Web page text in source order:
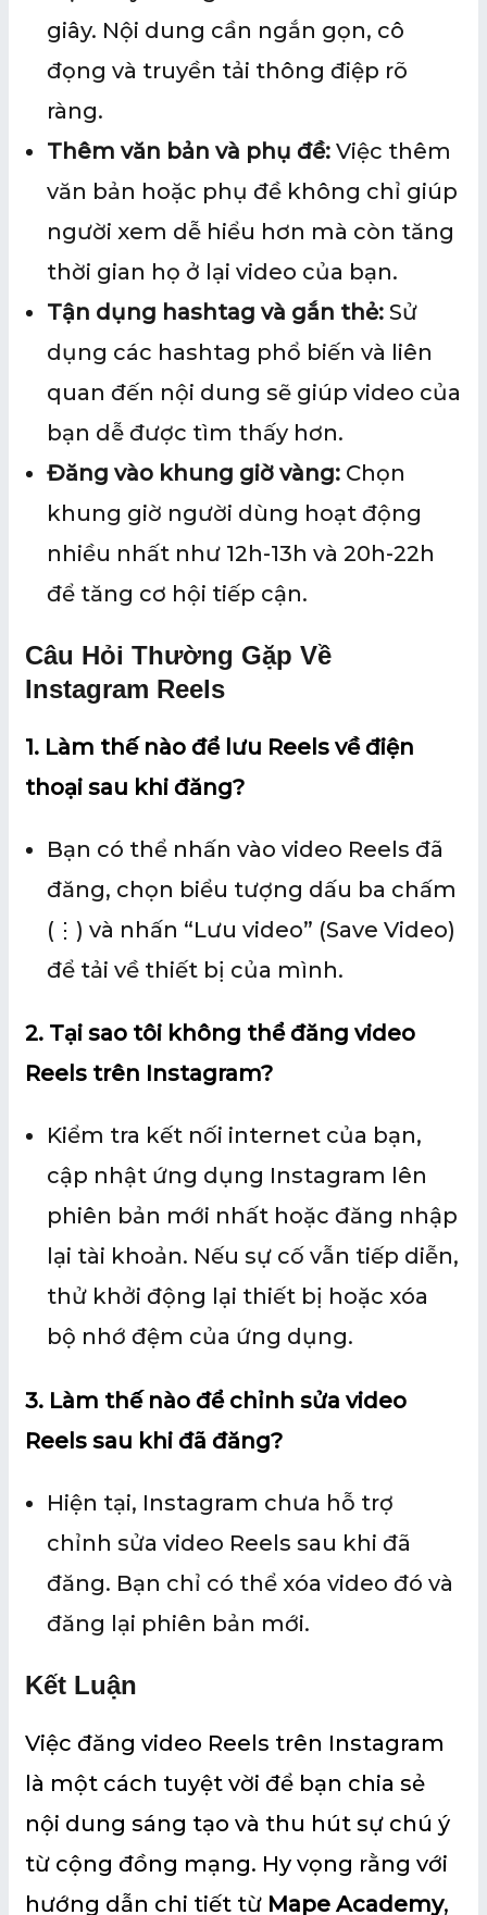
giây. Nội dung cần ngắn gọn, cô
đọng và truyền tải thông điệp rõ
ràng.
Thêm văn bản và phụ đề:Việc thêm
văn bản hoặc phụ đề không chỉ giúp
người xem dễ hiểu hơn mà còn tăng
thời gian họ ở lại video của bạn.
Tận dụng hashtag và gắn thẻ:Sử
dụng các hashtag phổ biến và liên
quan đến nội dung sẽ giúp video của
bạn dễ được tìm thấy hơn.
Đăng vào khung giờ vàng:Chọn
khung giờ người dùng hoạt động
nhiều nhất như 12h-13h và 20h-22h
để tăng cơ hội tiếp cận.
Câu Hỏi Thường Gặp Về
Instagram Reels
1. Làm thế nào để lưu Reels về điện
thoại sau khi đăng?
Bạn có thể nhấn vào video Reels đã
đăng, chọn biểu tượng dấu ba chấm
(⋮) và nhấn “Lưu video” (Save Video)
để tải về thiết bị của mình.
2. Tại sao tôi không thể đăng video
Reels trên Instagram?
Kiểm tra kết nối internet của bạn,
cập nhật ứng dụng Instagram lên
phiên bản mới nhất hoặc đăng nhập
lại tài khoản. Nếu sự cố vẫn tiếp diễn,
thử khởi động lại thiết bị hoặc xóa
bộ nhớ đệm của ứng dụng.
3. Làm thế nào để chỉnh sửa video
Reels sau khi đã đăng?
Hiện tại, Instagram chưa hỗ trợ
chỉnh sửa video Reels sau khi đã
đăng. Bạn chỉ có thể xóa video đó và
đăng lại phiên bản mới.
Kết Luận
Việc đăng video Reels trên Instagram
là một cách tuyệt vời để bạn chia sẻ
nội dung sáng tạo và thu hút sự chú ý
từ cộng đồng mạng. Hy vọng rằng với
hướng dẫn chi tiết từ Mape Academy,